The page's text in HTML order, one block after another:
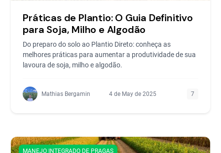
Práticas de Plantio: O Guia Definitivo
para Soja, Milho e Algodão
Do preparo do solo ao Plantio Direto: conheça as
melhores práticas para aumentar a produtividade de sua
lavoura de soja, milho e algodão.
Mathias Bergamin 4 de May de 2025 7
MANEJO INTEGRADO DE PRAGAS